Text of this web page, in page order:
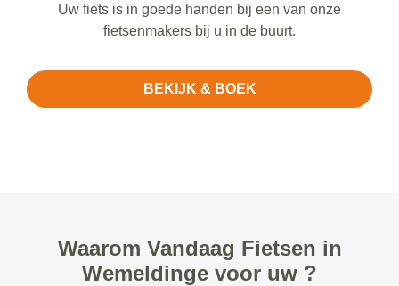
Uw fiets is in goede handen bij een van onze
fietsenmakers bij u in de buurt.
BEKIJK & BOEK
Waarom Vandaag Fietsen in
Wemeldinge voor uw ?